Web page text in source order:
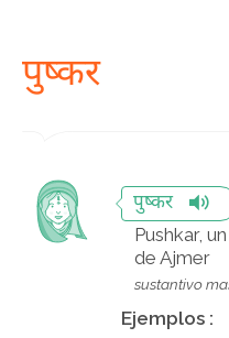
पुष्कर
पुष्कर
Pushkar,
de Ajmer
sustantivo
Ejemplos :